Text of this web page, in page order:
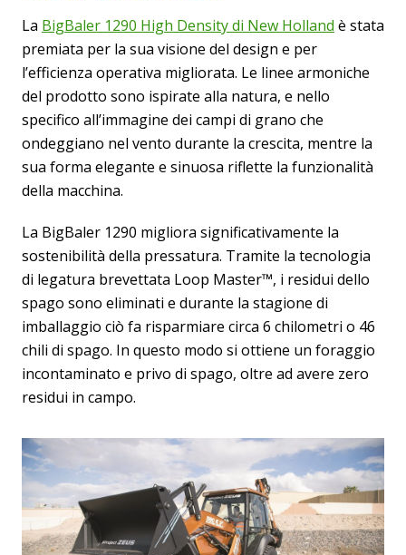
La BigBaler 1290 High Density di New Holland è stata
premiata per la sua visione del design e per
l’efficienza operativa migliorata. Le linee armoniche
del prodotto sono ispirate alla natura, e nello
specifico all’immagine dei campi di grano che
ondeggiano nel vento durante la crescita, mentre la
sua forma elegante e sinuosa riflette la funzionalità
della macchina.
La BigBaler 1290 migliora significativamente la
sostenibilità della pressatura. Tramite la tecnologia
di legatura brevettata Loop Master™, i residui dello
spago sono eliminati e durante la stagione di
imballaggio ciò fa risparmiare circa 6 chilometri o 46
chili di spago. In questo modo si ottiene un foraggio
incontaminato e privo di spago, oltre ad avere zero
residui in campo.